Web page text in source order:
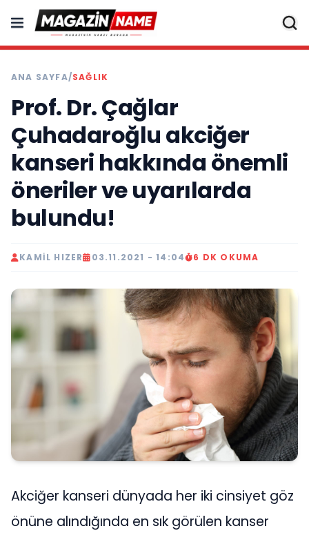
ANA SAYFA/SAĞLIK
Prof. Dr. Çağlar
Çuhadaroğlu akciğer
kanseri hakkında önemli
öneriler ve uyarılarda
bulundu!
KAMIL HIZER 03.11.2021 - 14:04 6 DK OKUMA
Akciğer kanseri dünyada her iki cinsiyet göz
önüne alındığında en sık görülen kanser